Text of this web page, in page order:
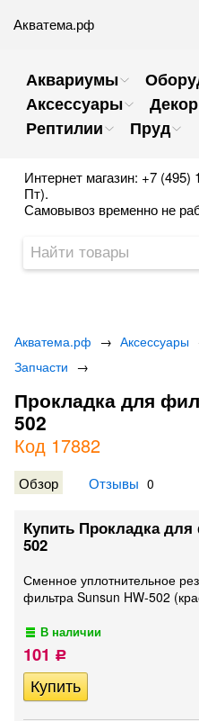
Акватема.рф
Аквариумы
Аксессуары
Декор
Рептилии
Пруд
Интернет магазин: +7
Пт).
Самовывоз временно не
Акватема.рф → Аксессуары
Запчасти →
Прокладка для
502
Код 17882
Обзор Отзывы 0
Купить Прокладка
502
Сменное уплотнительное
фильтра Sunsun HW-502
В наличии
101 Р